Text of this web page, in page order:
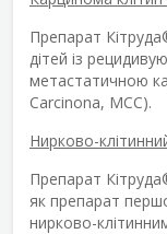
Препарат Кітруда
дітей із
метастатичною
Carcinona, MCC).
Нирково-
Препарат Кітруда
як препарат
нирково-